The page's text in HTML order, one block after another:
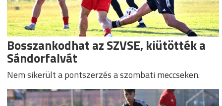
Bosszankodhat az SZVSE, kiütötték a
Sándorfalvát
Nem sikerült a pontszerzés a szombati meccseken.